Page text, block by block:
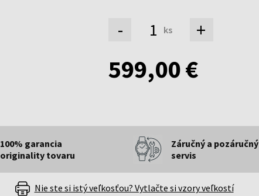
- ks +
599,00 €
100% garancia
originality tovaru
Záručný a pozáručný
servis
Nie ste si istý veľkosťou? Vytlačte si vzory veľkostí